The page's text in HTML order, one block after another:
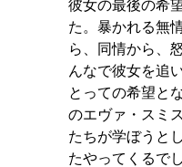
彼女の最後の希
た。暴かれる無
ら、同情から、
んなで彼女を追
とっての希望と
のエヴァ・スミ
たちが学ぼうと
たやってくるで